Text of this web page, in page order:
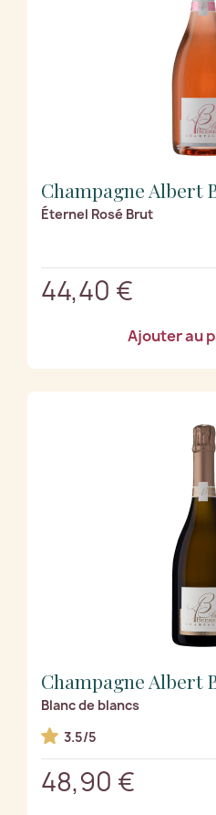
Champagne Albert
Éternel Rosé Brut
44,40 €
Ajouter au
Champagne Albert
Blanc de blancs
3.5/5
48,90 €